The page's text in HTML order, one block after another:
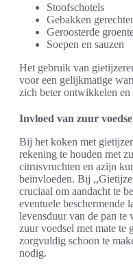
Stoofschotels
Gebakken
Geroosterde
Soepen en sauzen
Het gebruik van
voor een gelijkmatige
zich beter ontwikkelen en
Invloed van zuur
Bij het koken met
rekening te houden met
citrusvruchten en azijn
beïnvloeden. Bij
cruciaal om aandacht te
eventuele beschermende
levensduur van de pan te
zuur voedsel met mate te
zorgvuldig schoon te
nodig.